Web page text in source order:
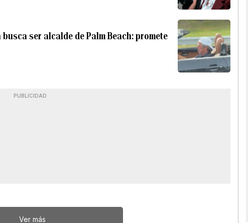
ser alcalde de Palm Beach: promete
PUBLICIDAD
Ver más